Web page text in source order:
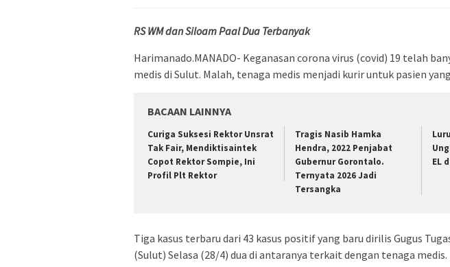
RS WM dan Siloam Paal Dua Terbanyak
Harimanado.MANADO- Keganasan corona virus (covid) 19 telah
medis di Sulut. Malah, tenaga medis menjadi kurir untuk pasien
BACAAN LAINNYA
Curiga Suksesi Rektor Unsrat
Tak Fair, Mendiktisaintek
Copot Rektor Sompie, Ini
Profil Plt Rektor
Tragis Nasib Hamka
Hendra, 2022 Penjabat
Gubernur Gorontalo.
Ternyata 2026 Jadi
Tersangka
EL
Tiga kasus terbaru dari 43 kasus positif yang baru dirilis Gugus
(Sulut) Selasa (28/4) dua di antaranya terkait dengan tenaga medis.